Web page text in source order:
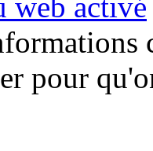
web activé
pour